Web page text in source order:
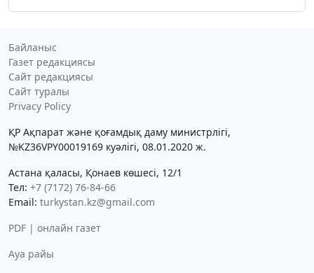
Байланыс
Газет редакциясы
Сайт редакциясы
Сайт туралы
Privacy Policy
ҚР Ақпарат және қоғамдық даму министрлігі,
№KZ36VPY00019169 куәлігі, 08.01.2020 ж.
Астана қаласы, Қонаев көшесі, 12/1
Тел: +7 (7172) 76-84-66
Email: turkystan.kz@gmail.com
PDF | онлайн газет
Ауа райы